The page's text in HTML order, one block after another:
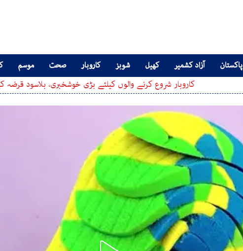
پاکستان آزاد کشمیر کھیل شوبز کاروبار صحت موسم
کاروبار شروع کرنے والوں کیلئے بڑی خوشخبری، بلاسود قرضہ کیسے حاصل